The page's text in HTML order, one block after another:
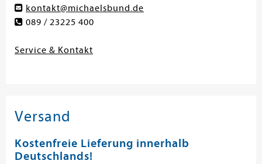
kontakt@michaelsbund.de
089 / 23225 400
Service & Kontakt
Versand
Kostenfreie Lieferung innerhalb
Deutschlands!